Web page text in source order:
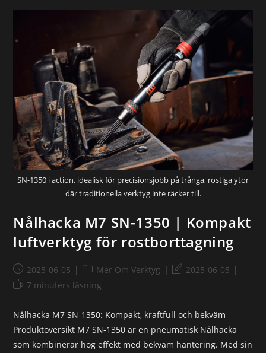
SN-1350 i action, idealisk för precisionsjobb på trånga, rostiga ytor
där traditionella verktyg inte räcker till.
Nålhacka M7 SN-1350 | Kompakt
luftverktyg för rostborttagning
2025-06-05 Mer Om Verktyg
2025-06-05
7 minuters läsning
Nålhacka M7 SN-1350: Kompakt, kraftfull och bekväm
Produktöversikt M7 SN-1350 är en pneumatisk Nålhacka
som kombinerar hög effekt med bekväm hantering. Med sin